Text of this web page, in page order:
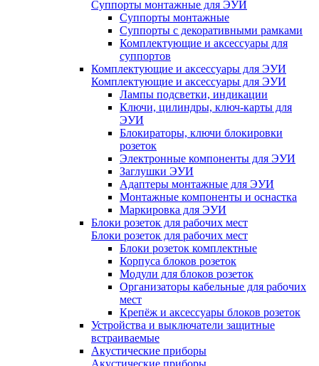
Суппорты монтажные для ЭУИ
Суппорты монтажные
Суппорты с декоративными рамками
Комплектующие и аксессуары для
суппортов
Комплектующие и аксессуары для ЭУИ
Комплектующие и аксессуары для ЭУИ
Лампы подсветки, индикации
Ключи, цилиндры, ключ-карты для
ЭУИ
Блокираторы, ключи блокировки
розеток
Электронные компоненты для ЭУИ
Заглушки ЭУИ
Адаптеры монтажные для ЭУИ
Монтажные компоненты и оснастка
Маркировка для ЭУИ
Блоки розеток для рабочих мест
Блоки розеток для рабочих мест
Блоки розеток комплектные
Корпуса блоков розеток
Модули для блоков розеток
Организаторы кабельные для рабочих
мест
Крепёж и аксессуары блоков розеток
Устройства и выключатели защитные
встраиваемые
Акустические приборы
Акустические приборы